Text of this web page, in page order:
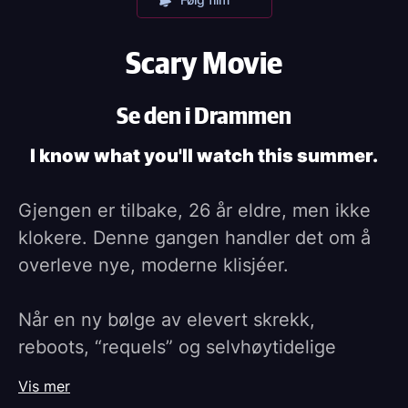
Scary Movie
Se den i Drammen
I know what you'll watch this summer.
Gjengen er tilbake, 26 år eldre, men ikke
klokere. Denne gangen handler det om å
overleve nye, moderne klisjéer.
Når en ny bølge av elevert skrekk,
reboots, “requels” og selvhøytidelige
Vis mer